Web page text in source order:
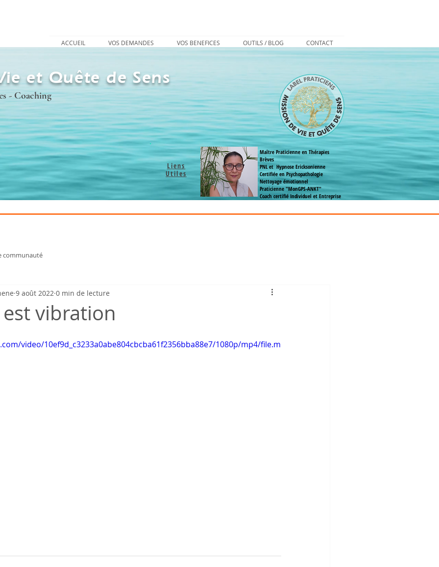
ACCUEIL VOS DEMANDES VOS BENEFICES OUTILS / BLOG CONTACT
et Quête de Sens
communauté
vibration
9 août 2022 0 min de lecture
video/10ef9d_c3233a0abe804cbcba61f2356bba88e7/1080p/mp4/file.m
- Coaching
Liens
Utiles
Maître Praticienne en Thérapies
Brèves
PNL et Hypnose Ericksonienne
Certifiée en Psychopathologie
Nettoyage émotionnel
Praticienne "MonGPS-ANKT"
Coach certifié Individuel et Entreprise